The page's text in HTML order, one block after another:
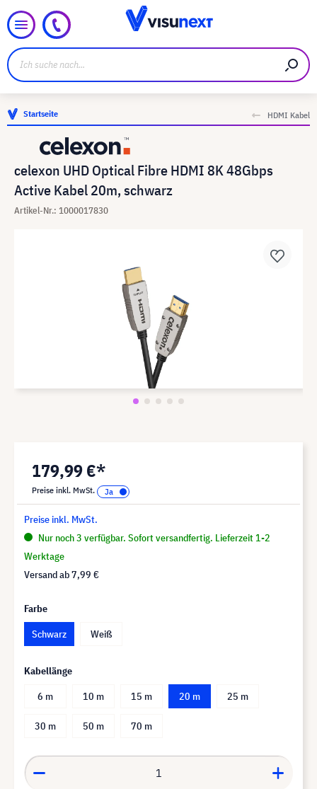
Startseite HDMI Kabel
celexon UHD Optical Fibre HDMI 8K 48Gbps
Active Kabel 20m, schwarz
Artikel-Nr.: 1000017830
179,99 €*
Preise inkl. MwSt.
Preise inkl. MwSt.
Nur noch 3 verfügbar. Sofort versandfertig. Lieferzeit 1-2
Werktage
Versand ab7,99 €
Farbe
Schwarz
Weiß
Kabellänge
6 m
10 m 15 m 20 m 25 m
30 m 50 m 70 m